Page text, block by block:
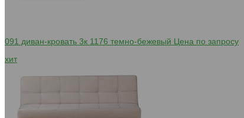
091 диван-кровать 3к 1176 темно-бежевый Цена по запросу
хит